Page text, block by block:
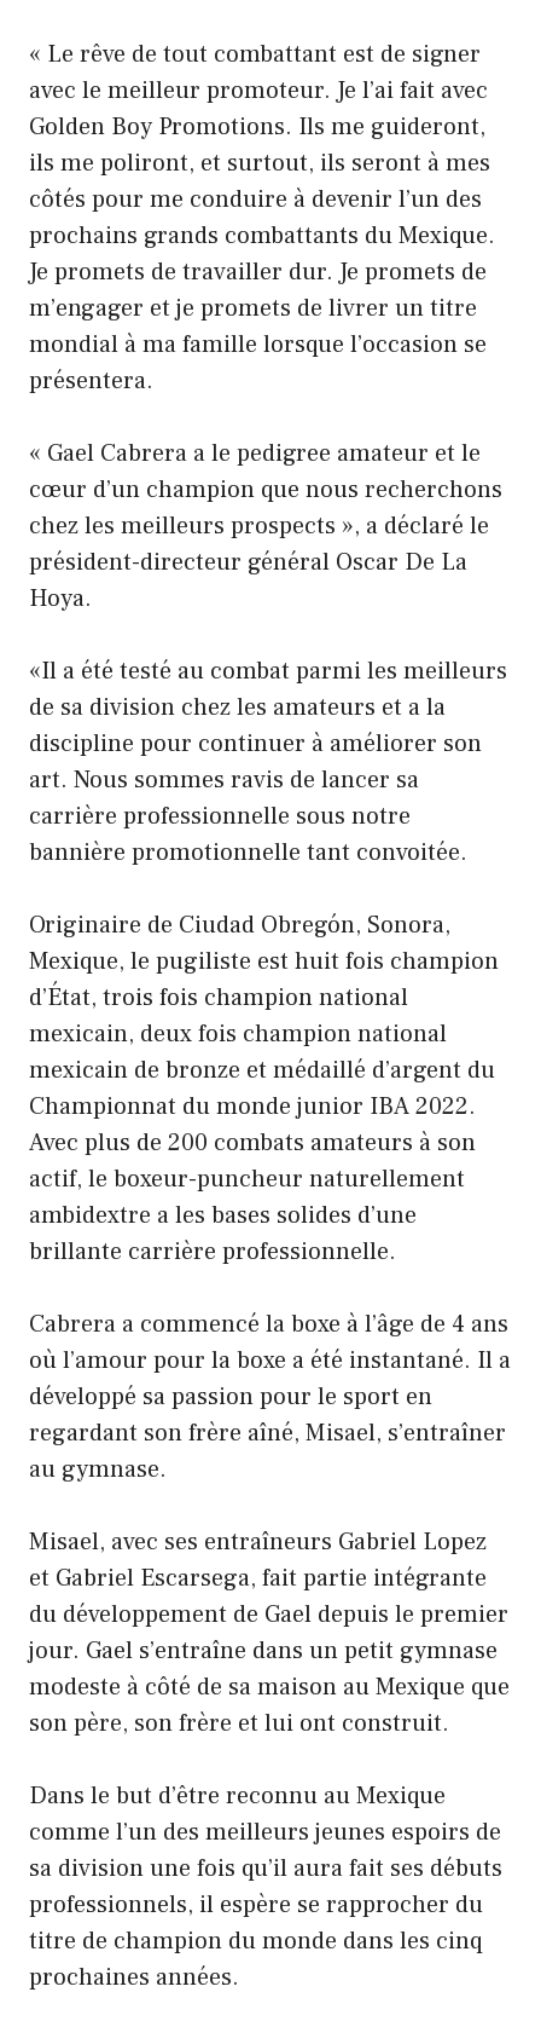
« Le rêve de tout combattant est de signer
avec le meilleur promoteur. Je l’ai fait avec
Golden Boy Promotions. Ils me guideront,
ils me poliront, et surtout, ils seront à mes
côtés pour me conduire à devenir l’un des
prochains grands combattants du Mexique.
Je promets de travailler dur. Je promets de
m’engager et je promets de livrer un titre
mondial à ma famille lorsque l’occasion se
présentera.
« Gael Cabrera a le pedigree amateur et le
cœur d’un champion que nous recherchons
chez les meilleurs prospects », a déclaré le
président-directeur général Oscar De La
Hoya.
«Il a été testé au combat parmi les meilleurs
de sa division chez les amateurs et a la
discipline pour continuer à améliorer son
art. Nous sommes ravis de lancer sa
carrière professionnelle sous notre
bannière promotionnelle tant convoitée.
Originaire de Ciudad Obregón, Sonora,
Mexique, le pugiliste est huit fois champion
d’État, trois fois champion national
mexicain, deux fois champion national
mexicain de bronze et médaillé d’argent du
Championnat du monde junior IBA 2022.
Avec plus de 200 combats amateurs à son
actif, le boxeur-puncheur naturellement
ambidextre a les bases solides d’une
brillante carrière professionnelle.
Cabrera a commencé la boxe à l’âge de 4 ans
où l’amour pour la boxe a été instantané. Il a
développé sa passion pour le sport en
regardant son frère aîné, Misael, s’entraîner
au gymnase.
Misael, avec ses entraîneurs Gabriel Lopez
et Gabriel Escarsega, fait partie intégrante
du développement de Gael depuis le premier
jour. Gael s’entraîne dans un petit gymnase
modeste à côté de sa maison au Mexique que
son père, son frère et lui ont construit.
Dans le but d’être reconnu au Mexique
comme l’un des meilleurs jeunes espoirs de
sa division une fois qu’il aura fait ses débuts
professionnels, il espère se rapprocher du
titre de champion du monde dans les cinq
prochaines années.